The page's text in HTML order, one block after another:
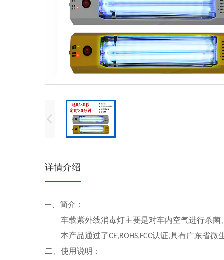
详情介绍
一 、简介：
车载紫外线消毒灯主要是对车内空气进行杀
本产品通过了CE,ROHS,FCC认证,具有广东省微
二、使用说明：